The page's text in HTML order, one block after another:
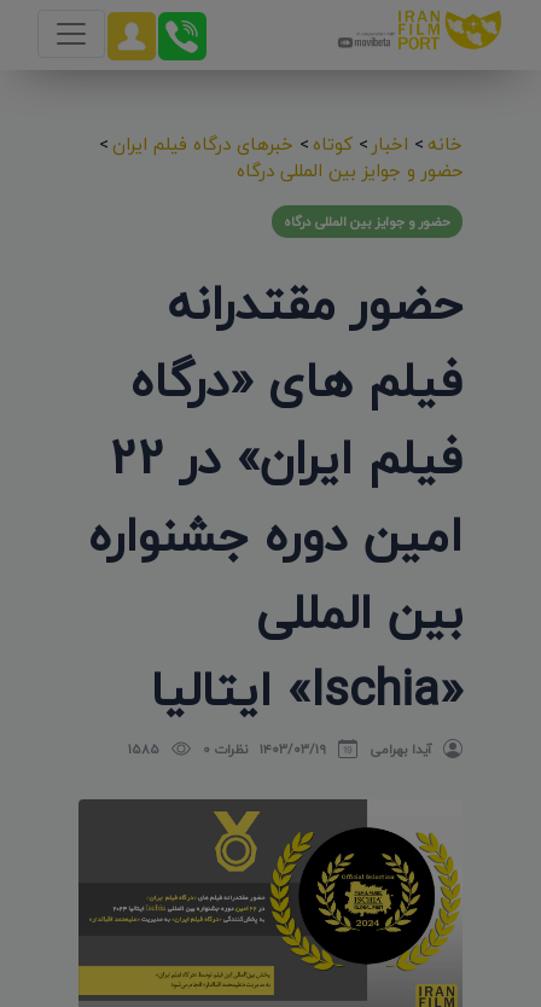
خانه> اخبار> کوتاه> خبرهای درگاه فیلم ایران>
حضور و جوایز بین المللی درگاه
حضور و جوایز بین المللی درگاه
حضور مقتدرانه
فیلم های «درگاه
فیلم ایران» در 22
امین دوره جشنواره
بین المللی
«Ischia» ایتالیا
آیدا بهرامی ۱۴۰۳/۰۳/۱۹ نظرات 0 1585